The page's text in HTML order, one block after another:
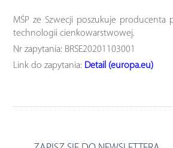
MŚP ze Szwecji poszukuje producenta
technologii cienkowarstwowej.
Nr zapytania: BRSE20201103001
Link do zapytania: Detail (europa.eu)